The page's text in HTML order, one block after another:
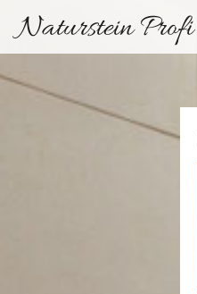
Naturstein Profi